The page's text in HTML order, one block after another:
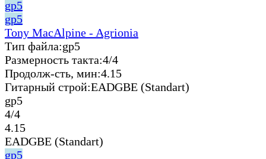
gp5
gp5
Tony MacAlpine - Agrionia
Тип файла:gp5
Размерность такта:4/4
Продолж-сть, мин:4.15
Гитарный строй:EADGBE (Standart)
gp5
4/4
4.15
EADGBE (Standart)
gp5